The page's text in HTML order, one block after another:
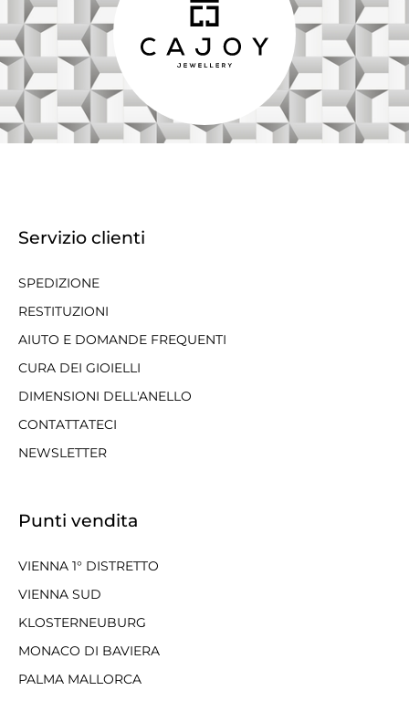
Servizio clienti
SPEDIZIONE
RESTITUZIONI
AIUTO E DOMANDE FREQUENTI
CURA DEI GIOIELLI
DIMENSIONI DELL'ANELLO
CONTATTATECI
NEWSLETTER
Punti vendita
VIENNA 1° DISTRETTO
VIENNA SUD
KLOSTERNEUBURG
MONACO DI BAVIERA
PALMA MALLORCA